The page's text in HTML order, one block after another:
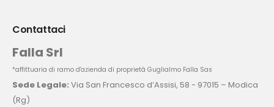
Contattaci
Falla Srl
*affittuaria di ramo d'azienda di proprietà Guglialmo Falla Sas
Sede Legale: Via San Francesco d’Assisi, 58 - 97015 – Modica
(Rg)